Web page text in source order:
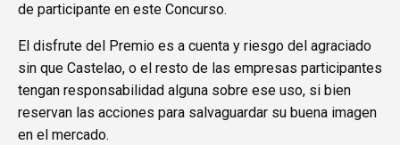
de participante en este Concurso.
El disfrute del Premio es a cuenta y riesgo del agraciado
sin que Castelao, o el resto de las empresas participantes
tengan responsabilidad alguna sobre ese uso, si bien
reservan las acciones para salvaguardar su buena imagen
en el mercado.